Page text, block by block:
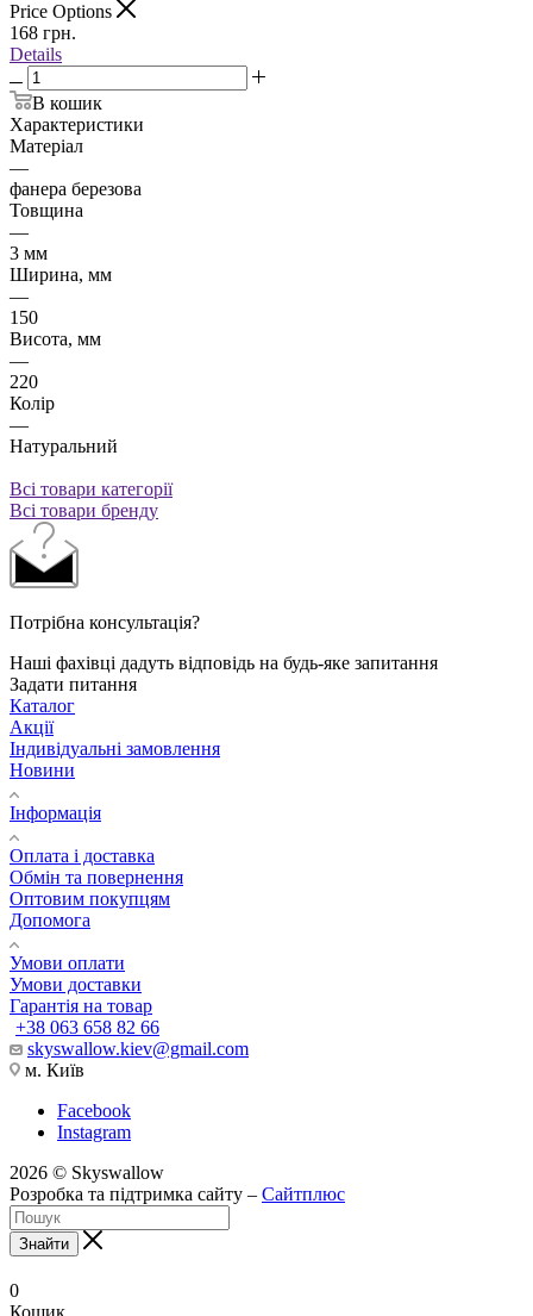
Price Options
168 грн.
Details
В кошик
Характеристики
Матеріал
—
фанера березова
Товщина
—
3 мм
Ширина, мм
—
150
Висота, мм
—
220
Колір
—
Натуральний
Всі товари категорії
Всі товари бренду
Потрібна консультація?
Наші фахівці дадуть відповідь на будь-яке запитання
Задати питання
Каталог
Акції
Індивідуальні замовлення
Новини
Інформація
Оплата і доставка
Обмін та повернення
Оптовим покупцям
Допомога
Умови оплати
Умови доставки
Гарантія на товар
+38 063 658 82 66
skyswallow.kiev@gmail.com
м. Київ
Facebook
Instagram
2026 © Skyswallow
Розробка та підтримка сайту – Сайтплюс
Знайти
0